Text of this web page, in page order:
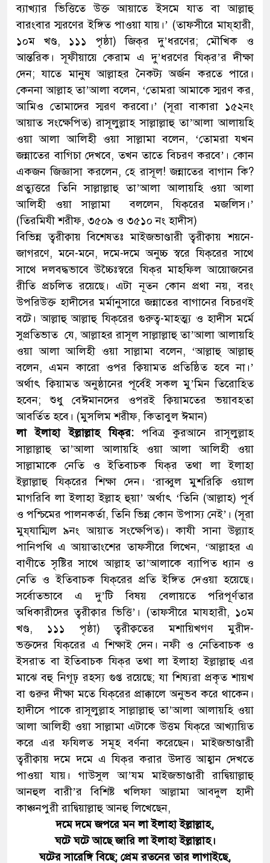
ব্যাখ্যার ভিত্তিতে উক্ত আয়াতে ইসমে যাত বা আল্লাহু
বারংবার স্মরণের ইঙ্গিত পাওয়া যায়।’ (তাফসীরে মায্‌হারী,
১০ম খণ্ড, ১১১ পৃষ্ঠা) জিক্‌র দু’ধরণের; মৌখিক ও
আন্তরিক। সূফীয়ায়ে কেরাম এ দু’ধরণের যিক্‌র’র দীক্ষা
দেন; যাতে মানুষ আল্লাহর নৈকট্য অর্জন করতে পারে।
কেননা আল্লাহ তা’আলা বলেন, ‘তোমরা আমাকে স্মরণ কর,
আমিও তোমাদের স্মরণ করবো।’ (সূরা বাকারা ১৫২নং
আয়াত সংক্ষেপিত) রাসূলুল্লাহ সাল্লাল্লাহু তা’আলা আলায়হি
ওয়া আলা আলিহী ওয়া সাল্লামা বলেন, ‘তোমরা যখন
জন্নাতের বাগিচা দেখবে, তখন তাতে বিচরণ করবে’। কোন
একজন জিজ্ঞাসা করলেন, হে রাসূল! জন্নাতের বাগান কি?
প্রত্যুত্তরে তিনি সাল্লাল্লাহু তা’আলা আলায়হি ওয়া আলা
আলিহী ওয়া সাল্লামা বললেন, যিক্‌রের মজলিস।’
(তিরমিযী শরীফ, ৩৫০৯ ও ৩৫১০ নং হাদীস)
বিভিন্ন ত্বরীক্বায় বিশেষতঃ মাইজভাণ্ডারী ত্বরীক্বায় শয়নে-
জাগরণে, মনে-মনে, দমে-দমে অনুচ্চ স্বরে যিক্‌রের সাথে
সাথে দলবদ্ধভাবে উচ্চৈঃস্বরে যিক্‌র মাহফিল আয়োজনের
রীতি প্রচলিত রয়েছে। এটা নূতন কোন প্রথা নয়, বরং
উপরিউক্ত হাদীসের মর্মানুসারে জন্নাতের বাগানের বিচরণই
বটে। আল্লাহু আল্লাহু যিক্‌রের গুরুত্ব-মাহত্ম্য ও হাদীস মর্মে
সুপ্রতিভাত যে, আল্লাহর রাসূল সাল্লাল্লাহু তা’আলা আলায়হি
ওয়া আলা আলিহী ওয়া সাল্লামা বলেন, ‘আল্লাহু আল্লাহু
বলেন, এমন কারো ওপর ক্বিয়ামত প্রতিষ্ঠিত হবে না।’
অর্থাৎ ক্বিয়ামত অনুষ্ঠানের পূর্বেই সকল মু’মিন তিরোহিত
হবেন; শুধু বেঈমানদের ওপরই ক্বিয়ামতের ভয়াবহতা
আবর্তিত হবে। (মুসলিম শরীফ, কিতাবুল ঈমান)
লা ইলাহা ইল্লাল্লাহযিক্‌র:পবিত্র কুরআনে রাসূলুল্লাহ
সাল্লাল্লাহু তা’আলা আলায়হি ওয়া আলা আলিহী ওয়া
সাল্লামাকে নেতি ও ইতিবাচক যিক্‌র তথা লা ইলাহা
ইল্লাল্লাহু যিক্‌রের শিক্ষা দেন। ‘রাব্বুল মুশরিক্বি ওয়াল
মাগরিবি লা ইলাহা ইল্লাহ হুয়া’ অর্থাৎ ‘তিনি (আল্লাহ) পূর্ব
ও পশ্চিমের পালনকর্তা, তিনি ভিন্ন কোন উপাস্য নেই’। (সূরা
মুয্‌যাম্মিল ৯নং আয়াত সংক্ষেপিত)। কাযী সানা উল্ল্যাহ
পানিপথি এ আয়াতাংশের তাফসীরে লিখেন, ‘আল্লাহর এ
বাণীতে সৃষ্টির সাথে আল্লাহ তা’আলাকে ব্যাপিত ধ্যান ও
নেতি ও ইতিবাচক যিক্‌রের প্রতি ইঙ্গিত দেওয়া হয়েছে।
সর্বোতভাবে এ দু’টি বিষয় বেলায়তে পরিপূর্ণতার
অধিকারীদের ত্বরীক্বার ভিত্তি’। (তাফসীরে মাযহারী, ১০ম
খণ্ড, ১১১ পৃষ্ঠা) ত্বরীক্বতের মশায়িখগণ মুরীদ-
ভক্তদের যিক্‌রের এ শিক্ষাই দেন। নফী ও নেতিবাচক ও
ইসরাত বা ইতিবাচক যিক্‌র তথা লা ইলাহা ইল্লাল্লাহু এর
মাঝে বহু নিগূঢ় রহস্য গুপ্ত রয়েছে; যা শিষ্যরা প্রকৃত শায়খ
বা গুরুর দীক্ষা মতে যিক্‌রের প্রাক্কালে অনুভব করে থাকেন।
হাদীসে পাকে রাসূলুল্লাহ সাল্লাল্লাহু তা’আলা আলায়হি ওয়া
আলা আলিহী ওয়া সাল্লামা এটাকে উত্তম যিক্‌রে আখ্যায়িত
করে এর ফযিলত সমূহ বর্ণনা করেছেন। মাইজভাণ্ডারী
ত্বরীক্বায় দমে দমে এ যিক্‌র করার উদাত্ত আহ্বান দেখতে
পাওয়া যায়। গাউসুল আ’যম মাইজভাণ্ডারী রাদ্বিয়াল্লাহু
আনহুল বারী’র বিশিষ্ট খলিফা আল্লামা আবদুল হাদী
কাঞ্চনপুরী রাদ্বিয়াল্লাহু আনহু লিখেছেন,
দমে দমে জপরে মন লা ইলাহা ইল্লাল্লাহ,
ঘটে ঘটে আছে জারি লা ইলাহা ইল্লাল্লাহ।
ঘটের সারেঙ্গি বিছে; প্রেম রতনের তার লাগাইছে,